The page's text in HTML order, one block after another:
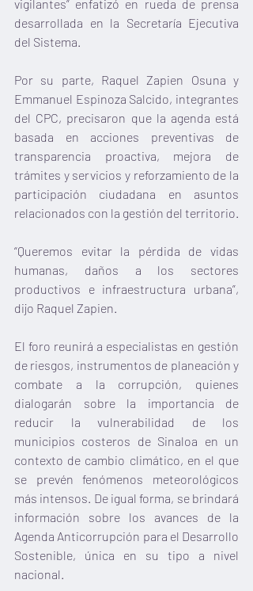
vigilantes” enfatizó en rueda de prensa
desarrollada en la Secretaría Ejecutiva
del Sistema.
Por su parte, Raquel Zapien Osuna y
Emmanuel Espinoza Salcido, integrantes
del CPC, precisaron que la agenda está
basada en acciones preventivas de
transparencia proactiva, mejora de
trámites y servicios y reforzamiento de la
participación ciudadana en asuntos
relacionados con la gestión del territorio.
“Queremos evitar la pérdida de vidas
humanas, daños a los sectores
productivos e infraestructura urbana”,
dijo Raquel Zapien.
El foro reunirá a especialistas en gestión
de riesgos, instrumentos de planeación y
combate a la corrupción, quienes
dialogarán sobre la importancia de
reducir la vulnerabilidad de los
municipios costeros de Sinaloa en un
contexto de cambio climático, en el que
se prevén fenómenos meteorológicos
más intensos. De igual forma, se brindará
información sobre los avances de la
Agenda Anticorrupción para el Desarrollo
Sostenible, única en su tipo a nivel
nacional.